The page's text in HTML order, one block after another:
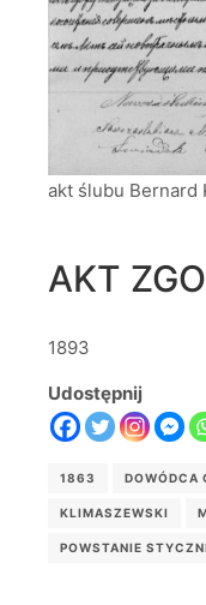
akt ślubu Bernard
AKT
1893
Udostępnij
1863 DOWÓDCA
KLIMASZEWSKI
POWSTANIE